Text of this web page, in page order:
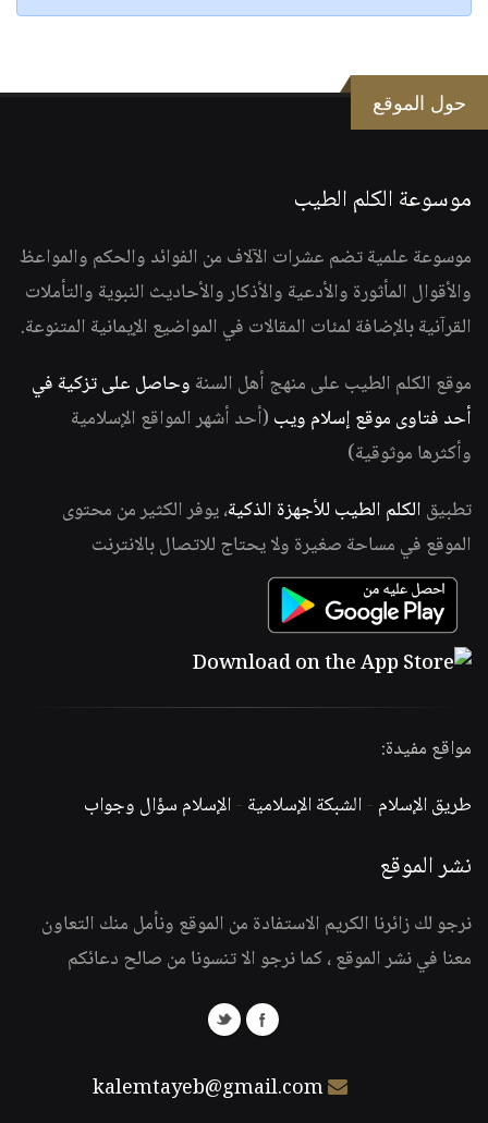
حول الموقع
موسوعة الكلم الطيب
موسوعة علمية تضم عشرات الآلاف من الفوائد والحكم والمواعظ
والأقوال المأثورة والأدعية والأذكار والأحاديث النبوية والتأملات
القرآنية بالإضافة لمئات المقالات في المواضيع الإيمانية المتنوعة.
موقع الكلم الطيب على منهج أهل السنة وحاصل على تزكية في
أحد فتاوى موقع إسلام ويب (أحد أشهر المواقع الإسلامية
وأكثرها موثوقية)
تطبيق الكلم الطيب للأجهزة الذكية، يوفر الكثير من محتوى
الموقع في مساحة صغيرة ولا يحتاج للاتصال بالانترنت
مواقع مفيدة:
طريق الإسلام -الشبكة الإسلامية -الإسلام سؤال وجواب
نشر الموقع
نرجو لك زائرنا الكريم الاستفادة من الموقع ونأمل منك التعاون
معنا في نشر الموقع ، كما نرجو الا تنسونا من صالح دعائكم
kalemtayeb@gmail.com